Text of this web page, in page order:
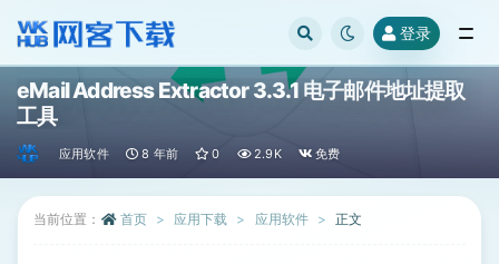
登录
eMail Address Extractor 3.3.1 电子邮件地址提取
工具
应用软件 8 年前 0 2.9K 免费
当前位置： 首页 应用下载 应用软件 正文
全部